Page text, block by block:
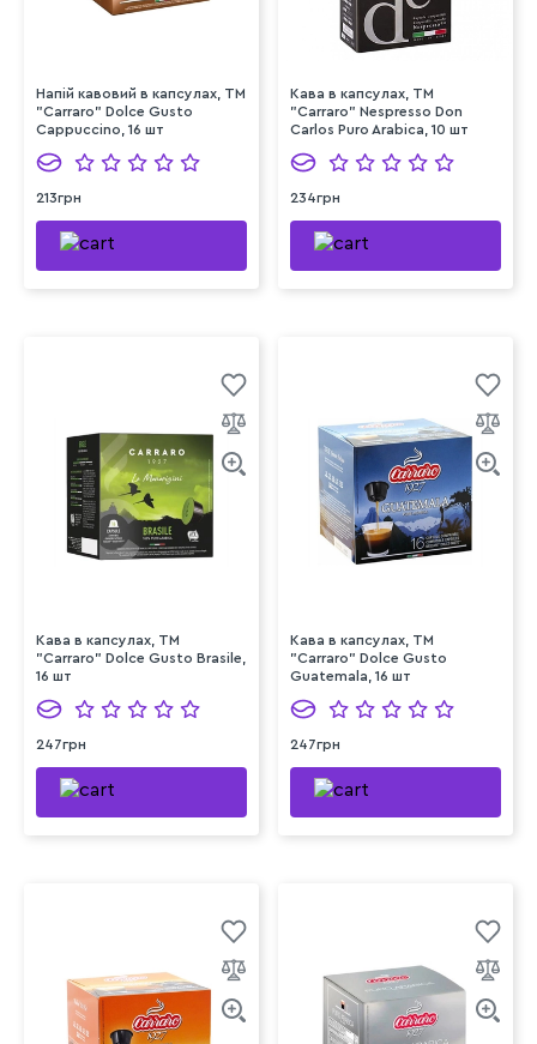
Напій кавовий в капсулах, TM
"Carraro" Dolce Gusto
Cappuccino, 16 шт
213грн
Кава в капсулах, ТМ
"Carraro" Nespresso Don
Carlos Puro Arabica, 10 шт
234грн
Кава в капсулах, TM
"Carraro" Dolce Gusto Brasile,
16 шт
247грн
Кава в капсулах, TM
"Carraro" Dolce Gusto
Guatemala, 16 шт
247грн